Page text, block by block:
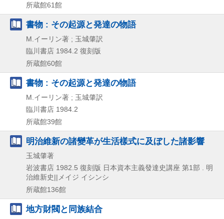
所蔵館61館
書物 : その起源と発達の物語
M.イーリン著 ; 玉城肇訳
臨川書店 1984.2 復刻版
所蔵館60館
書物 : その起源と発達の物語
M.イーリン著 ; 玉城肇訳
臨川書店 1984.2
所蔵館39館
明治維新の諸變革が生活樣式に及ぼした諸影響
玉城肇著
岩波書店 1982.5 復刻版 日本資本主義發達史講座 第1部 . 明
治維新史||メイジ イシンシ
所蔵館136館
地方財閥と同族結合